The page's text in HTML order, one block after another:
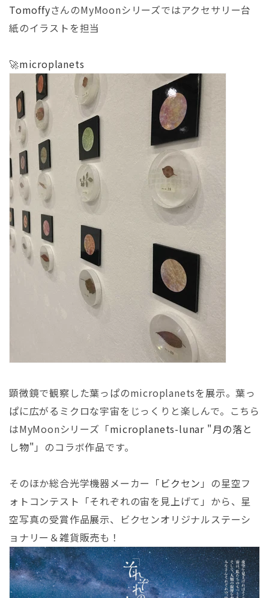
TomoffyさんのMyMoonシリーズではアクセサリー台
紙のイラストを担当
🚀microplanets
顕微鏡で観察した葉っぱのmicroplanetsを展示。葉っ
ぱに広がるミクロな宇宙をじっくりと楽しんで。こちら
はMyMoonシリーズ「microplanets-lunar "月の落と
し物" 」のコラボ作品です。
そのほか総合光学機器メーカー「 ビクセン 」の星空フ
ォトコンテスト「それぞれの宙を見上げて」から、星
空写真の受賞作品展示、ビクセンオリジナルステーシ
ョナリー＆雑貨販売も！